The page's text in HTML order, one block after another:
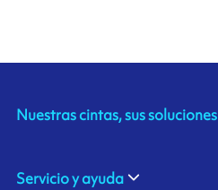
Nuestras cintas, sus soluciones
Servicio y ayuda